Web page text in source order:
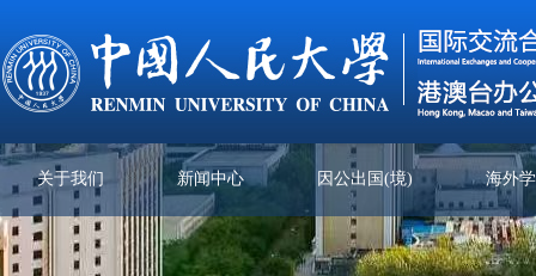
关于我们 新闻中心 因公出国(境) 海外